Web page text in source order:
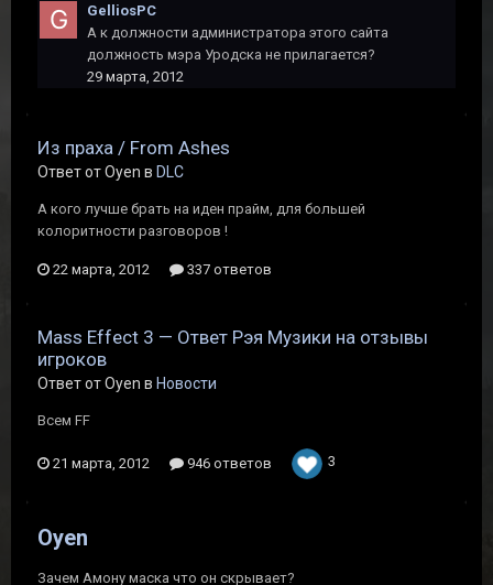
GelliosPC
А к должности администратора этого сайта
должность мэра Уродска не прилагается?
29 марта, 2012
Из праха / From Ashes
Ответ от Oyen в DLC
А кого лучше брать на иден прайм, для большей
колоритности разговоров !
22 марта, 2012 337 ответов
Mass Effect 3 — Ответ Рэя Музики на отзывы
игроков
Ответ от Oyen в Новости
Всем FF
21 марта, 2012 946 ответов 3
Oyen
Зачем Амону маска что он скрывает?